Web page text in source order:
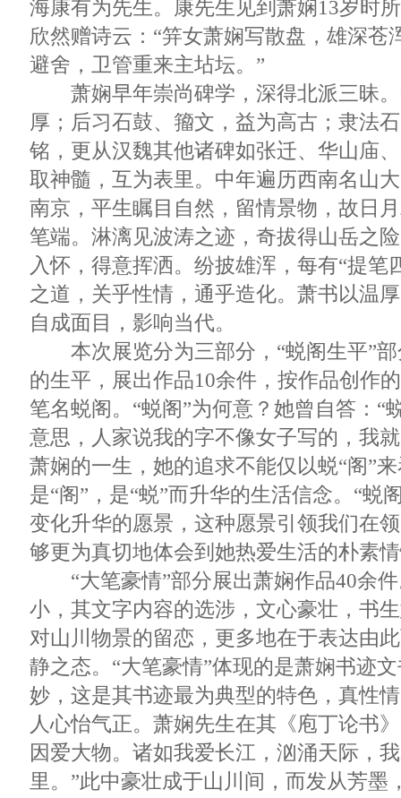
海康有为先生。康先生见到萧娴13岁时
欣然赠诗云：“笄女萧娴写散盘，雄深苍
避舍，卫管重来主坫坛。”
萧娴早年崇尚碑学，深得北派三昧。
厚；后习石鼓、籀文，益为高古；隶法
铭，更从汉魏其他诸碑如张迁、华山庙
取神髓，互为表里。中年遍历西南名山
南京，平生瞩目自然，留情景物，故日
笔端。淋漓见波涛之迹，奇拔得山岳之
入怀，得意挥洒。纷披雄浑，每有“提笔
之道，关乎性情，通乎造化。萧书以温
自成面目，影响当代。
本次展览分为三部分，“蜕阁生平”部
的生平，展出作品10余件，按作品创作
笔名蜕阁。“蜕阁”为何意？她曾自答：“
意思，人家说我的字不像女子写的，我
萧娴的一生，她的追求不能仅以蜕“阁”
是“阁”，是“蜕”而升华的生活信念。“蜕
变化升华的愿景，这种愿景引领我们在
够更为真切地体会到她热爱生活的朴素
“大笔豪情”部分展出萧娴作品40余件
小，其文字内容的选涉，文心豪壮，书
对山川物景的留恋，更多地在于表达由
静之态。“大笔豪情”体现的是萧娴书迹
妙，这是其书迹最为典型的特色，真性
人心怡气正。萧娴先生在其《庖丁论书
因爱大物。诸如我爱长江，汹涌天际，
里。”此中豪壮成于山川间，而发从芳墨